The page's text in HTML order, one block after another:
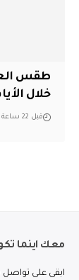
طقس
خلال
قبل 22 ساعة
معك اينما
ابقى على تواصل